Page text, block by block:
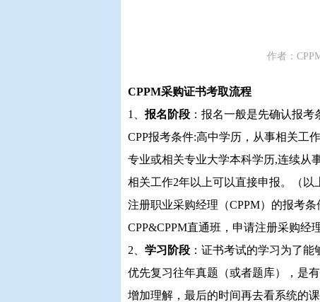
作者：
CPPM采购证书考取流程
1、 报名阶段 ：报名一般是先确认报
CPP报考条件:高中学历，从事相关工
专业或相关专业大学本科学历,连续从
相关工作2年以上可以直接申报。（以
注册职业采购经理（CPPM）的报考
CPP&CPPM直通班，申请注册采购经
2、 学习阶段 ：证书考试的学习为了
优先复习往年真题（或者题库），是
增加理解，最后的时间再去看系统的